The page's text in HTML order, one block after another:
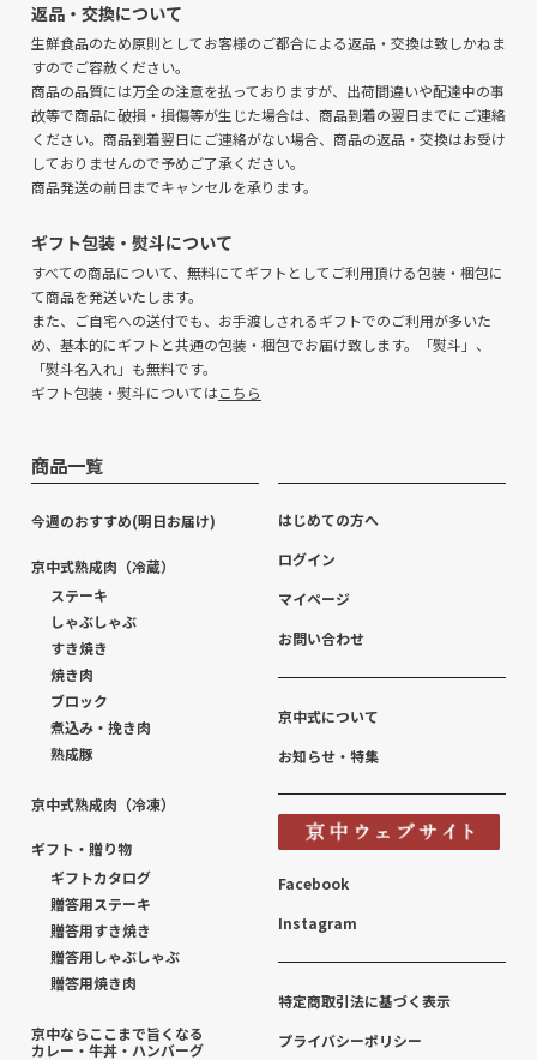
返品・交換について
生鮮食品のため原則としてお客様のご都合による返品・交換は致しかねま
すのでご容赦ください。
商品の品質には万全の注意を払っておりますが、出荷間違いや配達中の事
故等で商品に破損・損傷等が生じた場合は、商品到着の翌日までにご連絡
ください。商品到着翌日にご連絡がない場合、商品の返品・交換はお受け
しておりませんので予めご了承ください。
商品発送の前日までキャンセルを承ります。
ギフト包装・熨斗について
すべての商品について、無料にてギフトとしてご利用頂ける包装・梱包に
て商品を発送いたします。
また、ご自宅への送付でも、お手渡しされるギフトでのご利用が多いた
め、基本的にギフトと共通の包装・梱包でお届け致します。「熨斗」、
「熨斗名入れ」も無料です。
ギフト包装・熨斗についてはこちら
商品一覧
今週のおすすめ(明日お届け)
京中式熟成肉（冷蔵）
ステーキ
しゃぶしゃぶ
すき焼き
焼き肉
ブロック
煮込み・挽き肉
熟成豚
京中式熟成肉（冷凍）
ギフト・贈り物
ギフトカタログ
贈答用ステーキ
贈答用すき焼き
贈答用しゃぶしゃぶ
贈答用焼き肉
京中ならここまで旨くなる
カレー・牛丼・ハンバーグ
はじめての方へ
ログイン
マイページ
お問い合わせ
京中式について
お知らせ・特集
Facebook
Instagram
特定商取引法に基づく表示
プライバシーポリシー